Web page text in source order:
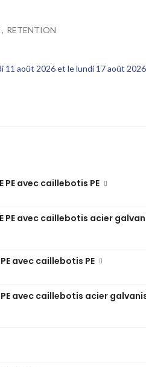
, RETENTION
11 août 2026 et le lundi 17 août 2026
PE avec caillebotis PE
PE avec caillebotis acier
avec caillebotis PE
PE avec caillebotis acier